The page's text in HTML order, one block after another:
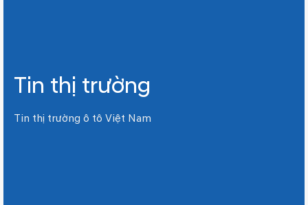
Tin thị trường
Tin thị trường ô tô Việt Nam